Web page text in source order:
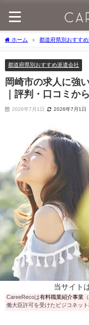
ホーム 都道府県別おすす
都道府県別おすすめ派遣会社
岡崎市の求人に強
｜評判・口コミか
2026年7月1日 2026年7月1日
当サイト
CareeRecoは有料職業紹介事業 （
働大臣許可を受けたビジコネッ